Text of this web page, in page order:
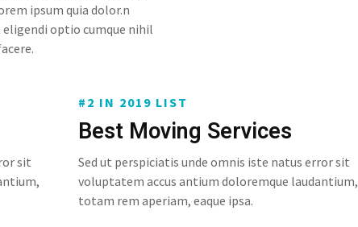
ipsum quia dolor.n
optio cumque nihil
sit
#2 IN 2019 LIST
Best Moving Services
Sed ut perspiciatis unde omnis iste natus error sit
voluptatem accus antium doloremque laudantium,
totam rem aperiam, eaque ipsa.